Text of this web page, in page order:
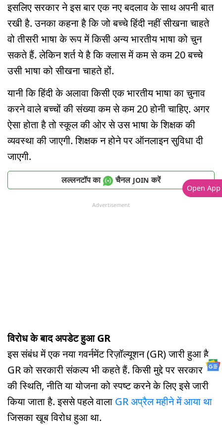
इसलिए सरकार ने इस बार एक नए बदलाव के साथ अपनी बात
रखी है. उनका कहना है कि जो बच्चे हिंदी नहीं सीखना चाहते
वो तीसरी भाषा के रूप में किसी अन्य भारतीय भाषा को चुन
सकते हैं. लेकिन शर्त ये है कि क्लास में कम से कम 20 बच्चे
उसी भाषा को सीखना चाहते हों.
यानी कि हिंदी के अलावा किसी एक भारतीय भाषा का चुनाव
करने वाले बच्चों की संख्या कम से कम 20 होनी चाहिए. अगर
ऐसा होता है तो स्कूल की ओर से उस भाषा के शिक्षक की
व्यवस्था की जाएगी. शिक्षक न होने पर ऑनलाइन सुविधा दी
जाएगी.
लल्लनटॉप का चैनल JOIN करें
Advertisement
विरोध के बाद अपडेट हुआ GR
इस संबंध में एक नया गवर्नमेंट रिज़ॉल्यूशन (GR) जारी हुआ है.
GR को सरकारी संकल्प भी कहते हैं. किसी मुद्दे पर सरकार
की स्थिति, नीति या योजना को स्पष्ट करने के लिए इसे जारी
किया जाता है. इससे पहले वाला GR अप्रैल महीने में आया था
जिसका खूब विरोध हुआ था.
Open App